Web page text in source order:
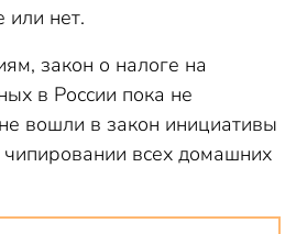
или нет.
закон о налоге на
в России пока не
вошли в закон инициативы
всех домашних